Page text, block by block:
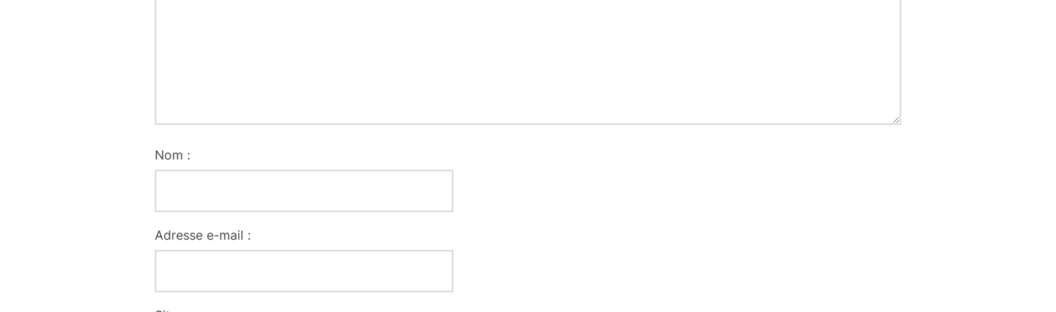
Nom :
Adresse e-mail :